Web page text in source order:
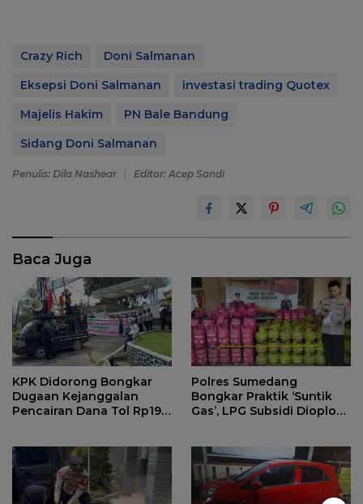
Crazy Rich
Doni Salmanan
Eksepsi Doni Salmanan
investasi trading Quotex
Majelis Hakim
PN Bale Bandung
Sidang Doni Salmanan
Penulis: Dila Nashear Editor: Acep Sandi
Baca Juga
KPK Didorong Bongkar
Dugaan Kejanggalan
Pencairan Dana Tol Rp190
Polres Sumedang
Bongkar Praktik ‘Suntik
Gas’, LPG Subsidi Dioplos